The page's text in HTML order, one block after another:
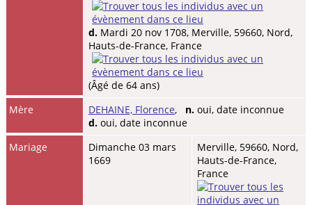
d. Mardi 20 nov 1708, Merville, 59660, Nord,
Hauts-de-France, France
(Âgé de 64 ans)
Mère
DEHAINE, Florence, n. oui, date inconnue
d. oui, date inconnue
Mariage
Dimanche 03 mars
1669
Merville, 59660, Nord,
Hauts-de-France,
France